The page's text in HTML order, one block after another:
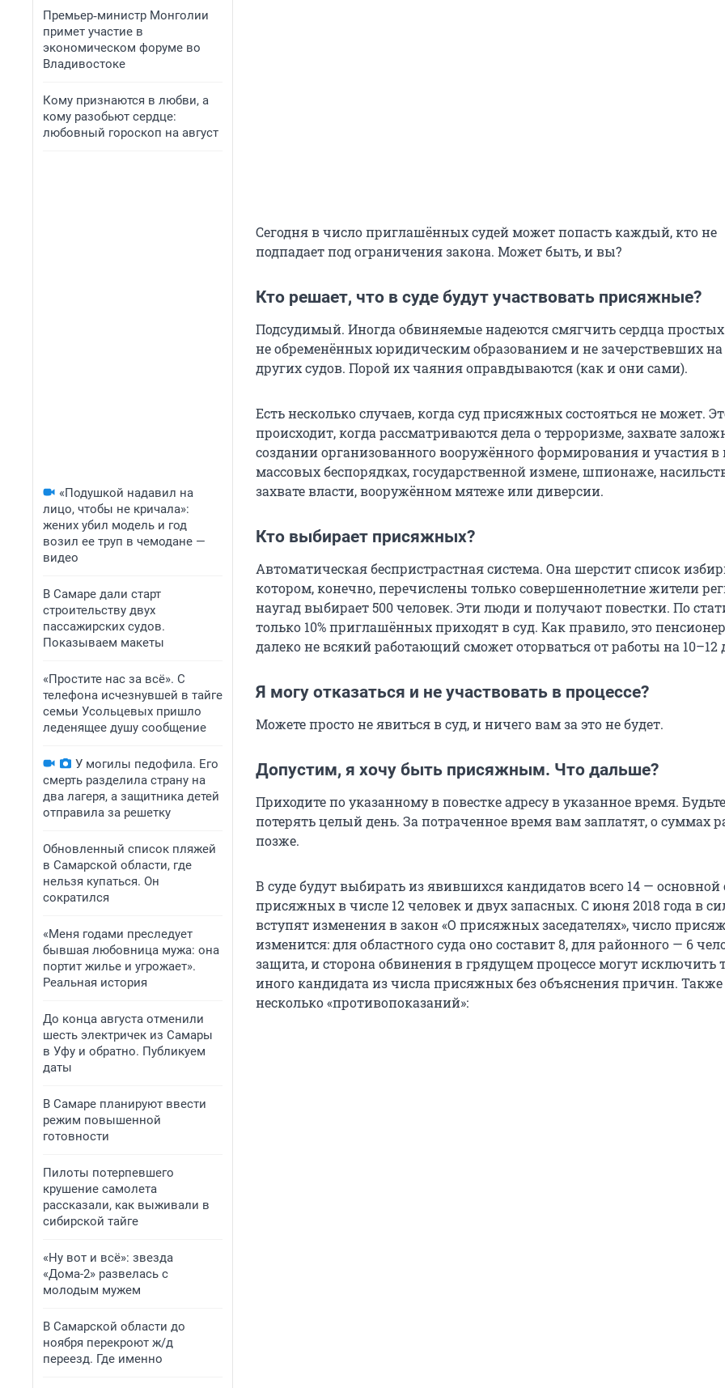
Премьер‑министр Монголии
примет участие в
экономическом форуме во
Владивостоке
Кому признаются в любви, а
кому разобьют сердце:
любовный гороскоп на август
«Подушкой надавил на
лицо, чтобы не кричала»:
жених убил модель и год
возил ее труп в чемодане —
видео
В Самаре дали старт
строительству двух
пассажирских судов.
Показываем макеты
«Простите нас за всё». С
телефона исчезнувшей в тайге
семьи Усольцевых пришло
леденящее душу сообщение
У могилы педофила. Его
смерть разделила страну на
два лагеря, а защитника детей
отправила за решетку
Обновленный список пляжей
в Самарской области, где
нельзя купаться. Он
сократился
«Меня годами преследует
бывшая любовница мужа: она
портит жилье и угрожает».
Реальная история
До конца августа отменили
шесть электричек из Самары
в Уфу и обратно. Публикуем
даты
В Самаре планируют ввести
режим повышенной
готовности
Пилоты потерпевшего
крушение самолета
рассказали, как выживали в
сибирской тайге
«Ну вот и всё»: звезда
«Дома-2» развелась с
молодым мужем
В Самарской области до
ноября перекроют ж/д
переезд. Где именно
Сегодня в число приглашённых судей может попасть каждый, кто не
подпадает под ограничения закона. Может быть, и вы?
Кто решает, что в суде будут участвовать присяжные?
Подсудимый. Иногда обвиняемые надеются смягчить сердца
не обременённых юридическим образованием и не зачерствевших
других судов. Порой их чаяния оправдываются (как и они сами).
Есть несколько случаев, когда суд присяжных состояться не может.
происходит, когда рассматриваются дела о терроризме, захвате
создании организованного вооружённого формирования и участия в
массовых беспорядках, государственной измене, шпионаже,
захвате власти, вооружённом мятеже или диверсии.
Кто выбирает присяжных?
Автоматическая беспристрастная система. Она шерстит список
котором, конечно, перечислены только совершеннолетние жители
наугад выбирает 500 человек. Эти люди и получают повестки. По
только 10% приглашённых приходят в суд. Как правило, это
далеко не всякий работающий сможет оторваться от работы на 10–12
Я могу отказаться и не участвовать в процессе?
Можете просто не явиться в суд, и ничего вам за это не будет.
Допустим, я хочу быть присяжным. Что дальше?
Приходите по указанному в повестке адресу в указанное время.
потерять целый день. За потраченное время вам заплатят, о суммах
позже.
В суде будут выбирать из явившихся кандидатов всего 14 — основной
присяжных в числе 12 человек и двух запасных. С июня 2018 года в
вступят изменения в закон «О присяжных заседателях», число
изменится: для областного суда оно составит 8, для районного — 6
защита, и сторона обвинения в грядущем процессе могут исключить
иного кандидата из числа присяжных без объяснения причин. Также
несколько «противопоказаний»: